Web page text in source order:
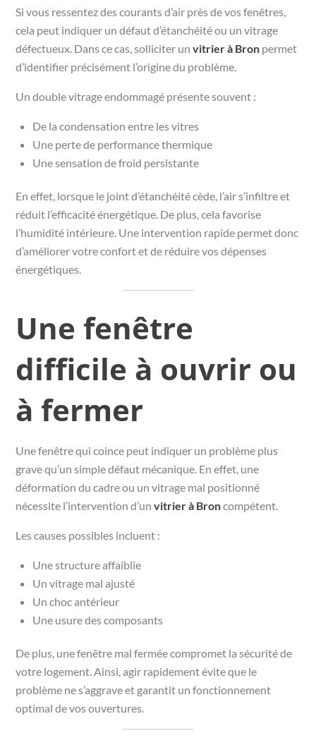
Si vous ressentez des courants d’air près de vos fenêtres,
cela peut indiquer un défaut d’étanchéité ou un vitrage
défectueux. Dans ce cas, solliciter unvitrier à Bron permet
d’identifier précisément l’origine du problème.
Un double vitrage endommagé présente souvent :
De la condensation entre les vitres
Une perte de performance thermique
Une sensation de froid persistante
En effet, lorsque le joint d’étanchéité cède, l’air s’infiltre et
réduit l’efficacité énergétique. De plus, cela favorise
l’humidité intérieure. Une intervention rapide permet donc
d’améliorer votre confort et de réduire vos dépenses
énergétiques.
Une fenêtre
difficile à ouvrir ou
à fermer
Une fenêtre qui coince peut indiquer un problème plus
grave qu’un simple défaut mécanique. En effet, une
déformation du cadre ou un vitrage mal positionné
nécessite l’intervention d’unvitrier à Broncompétent.
Les causes possibles incluent :
Une structure affaiblie
Un vitrage mal ajusté
Un choc antérieur
Une usure des composants
De plus, une fenêtre mal fermée compromet la sécurité de
votre logement. Ainsi, agir rapidement évite que le
problème ne s’aggrave et garantit un fonctionnement
optimal de vos ouvertures.